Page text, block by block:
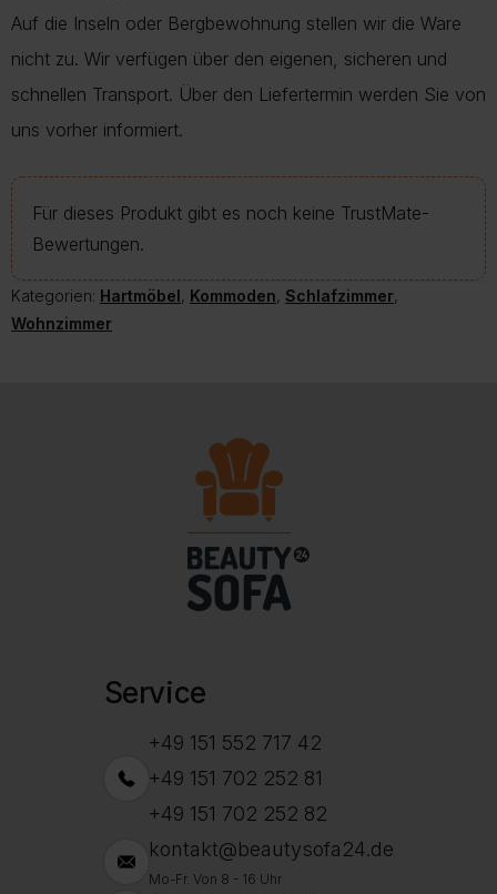
Auf die Inseln oder Bergbewohnung stellen wir die Ware
nicht zu. Wir verfügen über den eigenen, sicheren und
schnellen Transport. Über den Liefertermin werden Sie von
uns vorher informiert.
Für dieses Produkt gibt es noch keine TrustMate-
Bewertungen.
Kategorien: Hartmöbel, Kommoden, Schlafzimmer,
Wohnzimmer
Service
+49 151 552 717 42
+49 151 702 252 81
+49 151 702 252 82
kontakt@beautysofa24.de
Mo-Fr. Von 8 - 16 Uhr